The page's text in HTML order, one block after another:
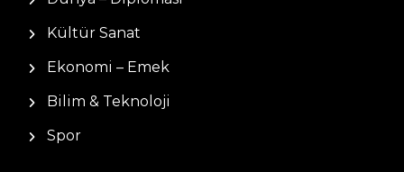
Kültür Sanat
Ekonomi – Emek
Bilim & Teknoloji
Spor